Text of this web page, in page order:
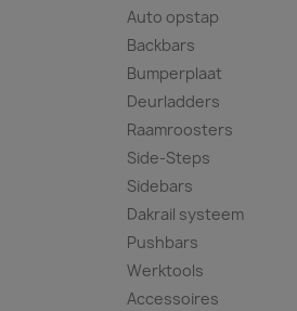
Auto opstap
Backbars
Bumperplaat
Deurladders
Raamroosters
Side-Steps
Sidebars
Dakrail systeem
Pushbars
Werktools
Accessoires